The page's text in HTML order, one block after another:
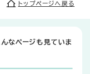
トップページへ戻る
なページも見ていま